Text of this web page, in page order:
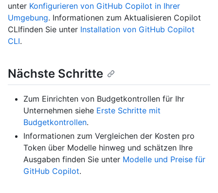
unter Konfigurieren von GitHub Copilot in Ihrer
Umgebung. Informationen zum Aktualisieren Copilot
CLIfinden Sie unter Installation von GitHub Copilot
CLI.
Nächste Schritte
Zum Einrichten von Budgetkontrollen für Ihr
Unternehmen siehe Erste Schritte mit
Budgetkontrollen.
Informationen zum Vergleichen der Kosten pro
Token über Modelle hinweg und schätzen Ihre
Ausgaben finden Sie unter Modelle und Preise für
GitHub Copilot.